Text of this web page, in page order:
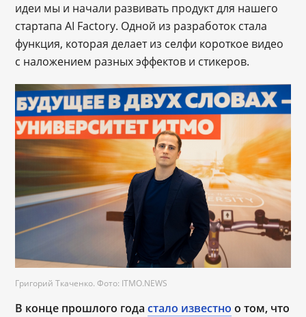
идеи мы и начали развивать продукт для нашего
стартапа AI Factory. Одной из разработок стала
функция, которая делает из селфи короткое видео
с наложением разных эффектов и стикеров.
Григорий Ткаченко. Фото: ITMO.NEWS
В конце прошлого годастало известно о том, что